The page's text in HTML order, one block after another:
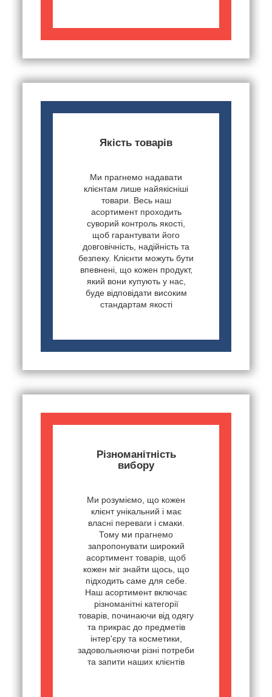
Якість товарів
Ми прагнемо надавати
клієнтам лише найякісніші
товари. Весь наш
асортимент проходить
суворий контроль якості,
щоб гарантувати його
довговічність, надійність та
безпеку. Клієнти можуть бути
впевнені, що кожен продукт,
який вони купують у нас,
буде відповідати високим
стандартам якості
Різноманітність
вибору
Ми розуміємо, що кожен
клієнт унікальний і має
власні переваги і смаки.
Тому ми прагнемо
запропонувати широкий
асортимент товарів, щоб
кожен міг знайти щось, що
підходить саме для себе.
Наш асортимент включає
різноманітні категорії
товарів, починаючи від одягу
та прикрас до предметів
інтер'єру та косметики,
задовольняючи різні потреби
та запити наших клієнтів